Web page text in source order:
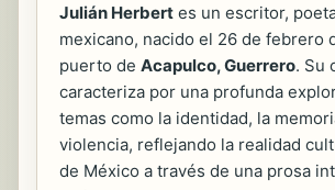
Julián Herbert es un escritor,
mexicano, nacido el 26 de febrero
puerto de Acapulco, Guerrero. Su
caracteriza por una profunda
temas como la identidad, la
violencia, reflejando la realidad
de México a través de una prosa